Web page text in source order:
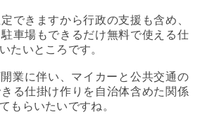
できますから行政の支援も含め、
車場もできるだけ無料で使える仕
たいところです。
業に伴い、マイカーと公共交通の
る仕掛け作りを自治体含めた関係
もらいたいですね。